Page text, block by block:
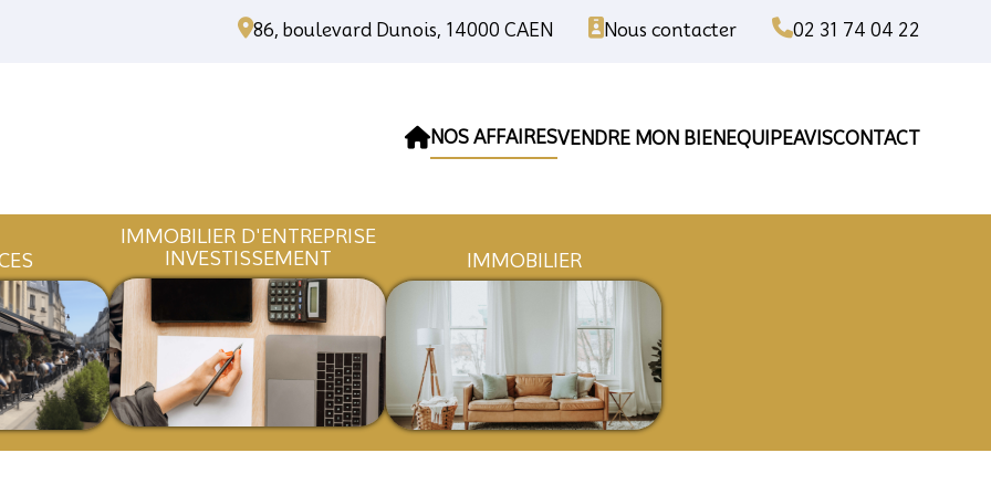
86, boulevard Dunois, 14000 CAEN Nous contacter 02 31 74 04 22
NOS AFFAIRESVENDRE MON BIEN EQUIPEAVISCONTACT
IMMOBILIER D'ENTREPRISE
INVESTISSEMENT IMMOBILIER